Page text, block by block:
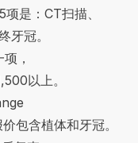
是：CT扫描、
牙冠。
，
以上。
包含植体和牙冠。